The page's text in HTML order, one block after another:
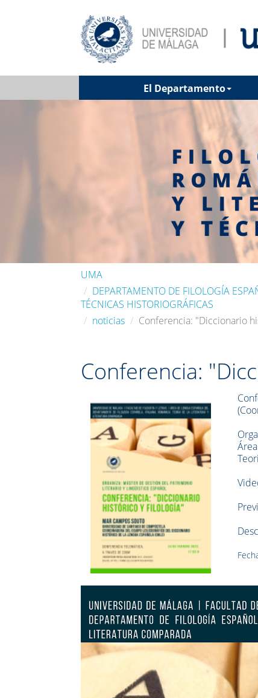
El Departamento
UMA
DEPARTAMENTO DE FILOLOGÍA
TÉCNICAS HISTORIOGRÁFICAS
noticias
Conferencia: "Diccionario
Conferencia: